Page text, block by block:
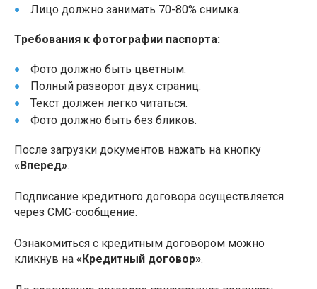
Лицо должно занимать 70-80% снимка.
Требования к фотографии паспорта:
Фото должно быть цветным.
Полный разворот двух страниц.
Текст должен легко читаться.
Фото должно быть без бликов.
После загрузки документов нажать на кнопку
«Вперед».
Подписание кредитного договора осуществляется
через СМС-сообщение.
Ознакомиться с кредитным договором можно
кликнув на «Кредитный договор».